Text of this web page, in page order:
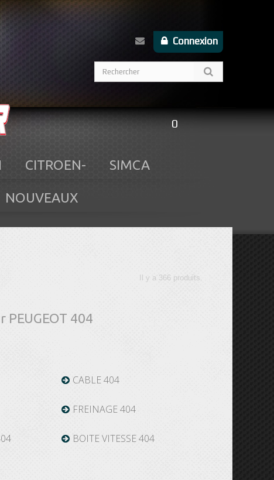
Connexion
0
CITROEN- SIMCA
NOUVEAUX
Il y a 366 produits.
404
CABLE 404
FREINAGE 404
BOITE VITESSE 404